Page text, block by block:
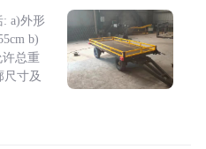
: a)外形
b)
许总重
寸及